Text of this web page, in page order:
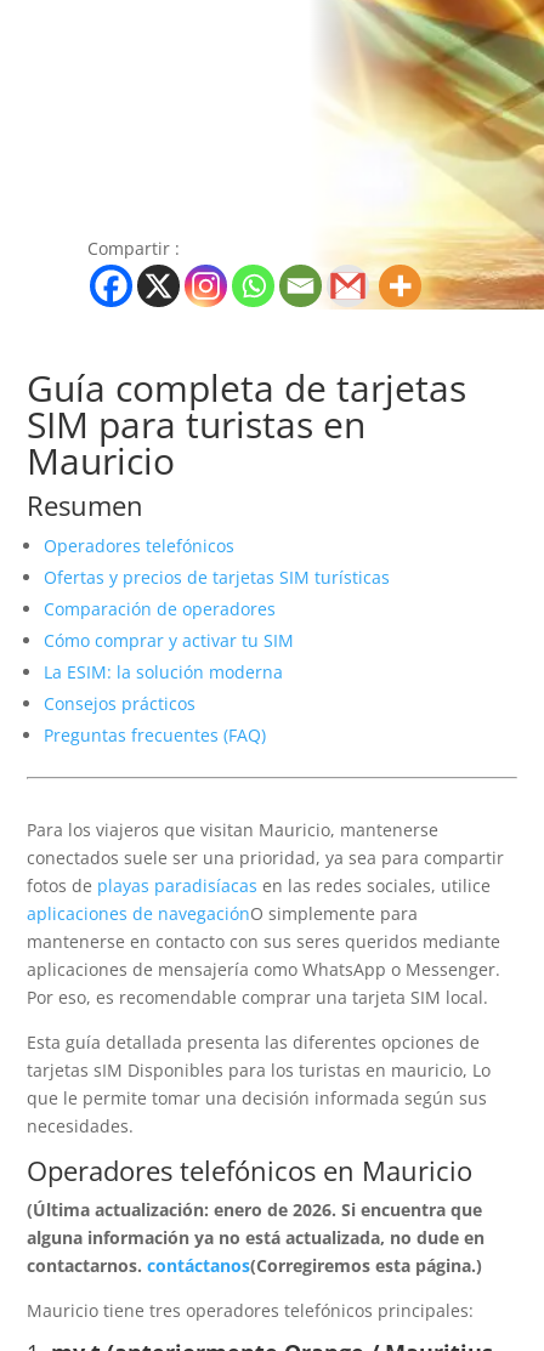
Compartir :
Guía completa de tarjetas
SIM para turistas en
Mauricio
Resumen
Operadores telefónicos
Ofertas y precios de tarjetas SIM turísticas
Comparación de operadores
Cómo comprar y activar tu SIM
La ESIM: la solución moderna
Consejos prácticos
Preguntas frecuentes (FAQ)
Para los viajeros que visitan Mauricio, mantenerse
conectados suele ser una prioridad, ya sea para compartir
fotos de playas paradisíacas en las redes sociales, utilice
aplicaciones de navegaciónO simplemente para
mantenerse en contacto con sus seres queridos mediante
aplicaciones de mensajería como WhatsApp o Messenger.
Por eso, es recomendable comprar una tarjeta SIM local.
Esta guía detallada presenta las diferentes opciones de
tarjetas sIM Disponibles para los turistas en mauricio, Lo
que le permite tomar una decisión informada según sus
necesidades.
Operadores telefónicos en Mauricio
(Última actualización: enero de 2026. Si encuentra que
alguna información ya no está actualizada, no dude en
contactarnos.contáctanos(Corregiremos esta página.)
Mauricio tiene tres operadores telefónicos principales: